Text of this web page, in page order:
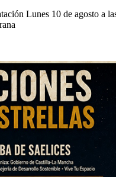
Lunes 10 de agosto a